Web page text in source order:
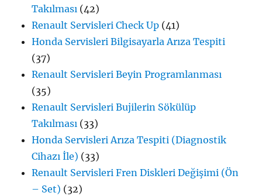
Takılması (42)
Renault Servisleri Check Up (41)
Honda Servisleri Bilgisayarla Arıza Tespiti
(37)
Renault Servisleri Beyin Programlanması
(35)
Renault Servisleri Bujilerin Sökülüp
Takılması (33)
Honda Servisleri Arıza Tespiti (Diagnostik
Cihazı İle) (33)
Renault Servisleri Fren Diskleri Değişimi (Ön
– Set) (32)